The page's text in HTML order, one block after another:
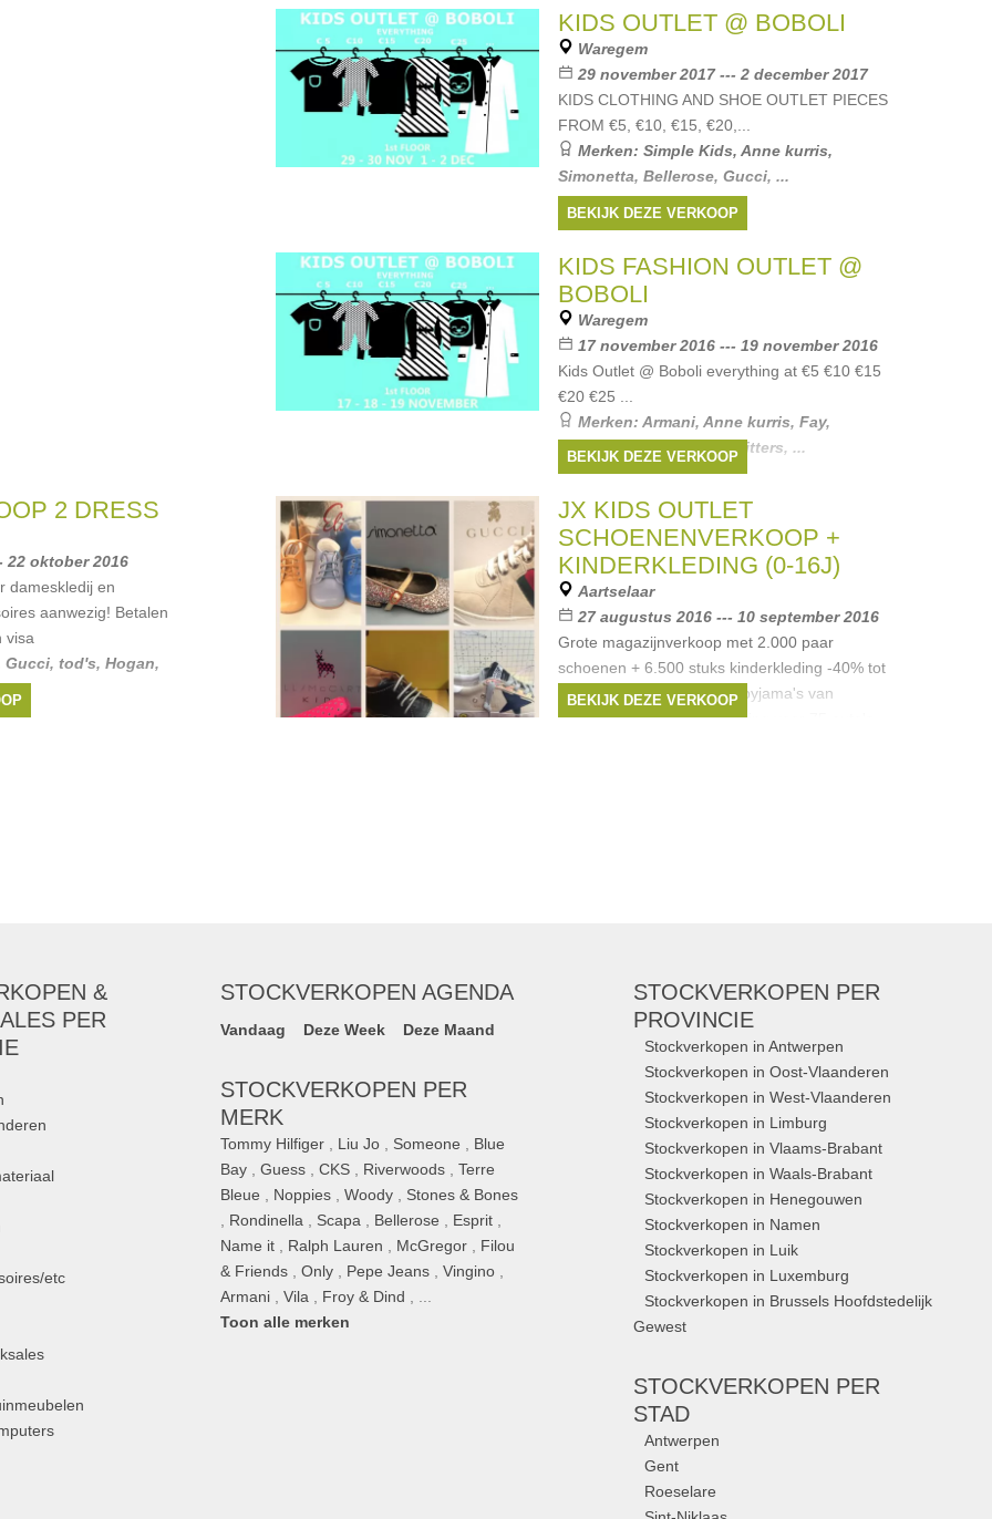
Donderdag 9 augustus: 11:00 - 17:30 Vrijdag
Merken:
Gaufrette
Il Gufo,Armani, ...
KIDS OUTLET @ BOBOLI
Waregem
29 november 2017 --- 2 december 2017
KIDS CLOTHING AND SHOE OUTLET PIECES
FROM €5, €10, €15, €20,...
Merken: Simple Kids, Anne kurris,
Simonetta, Bellerose, Gucci, ...
BEKIJK DEZE VERKOOP
KIDS FASHION OUTLET @
BOBOLI
Waregem
17 november 2016 --- 19 november 2016
Kids Outlet @ Boboli everything at €5 €10 €15
€20 €25 ...
Merken: Armani, Anne kurris, Fay,
Bellerose,American Outfitters, ...
BEKIJK DEZE VERKOOP
2 DRESS
22 oktober 2016
dameskledij en
aanwezig! Betalen
visa
Gucci, tod's, Hogan,
JX KIDS OUTLET
SCHOENENVERKOOP +
KINDERKLEDING (0-16J)
Aartselaar
27 augustus 2016 --- 10 september 2016
Grote magazijnverkoop met 2.000 paar
schoenen + 6.500 stuks kinderkleding -40% tot
-60% korting + 750 winter pyjama's van
WOODY (0-16j) Grote parking voor 75 auto's
BEKIJK DEZE VERKOOP
&
PER
etc
STOCKVERKOPEN AGENDA
Vandaag Deze Week Deze Maand
STOCKVERKOPEN PER
MERK
Tommy Hilfiger Liu Jo Someone
Blue
Bay ,Guess ,CKS Riverwoods ,Terre
Bleue
Noppies ,Woody
Stones & Bones
Rondinella Scapa Bellerose Esprit
Name it
Ralph Lauren McGregor
Filou
& Friends ,Only Pepe Jeans ,Vingino
Armani ,Vila Froy & Dind
Toon alle merken
STOCKVERKOPEN PER
PROVINCIE
Stockverkopen in Antwerpen
Stockverkopen in Oost-Vlaanderen
Stockverkopen in West-Vlaanderen
Stockverkopen in Limburg
Stockverkopen in Vlaams-Brabant
Stockverkopen in Waals-Brabant
Stockverkopen in Henegouwen
Stockverkopen in Namen
Stockverkopen in Luik
Stockverkopen in Luxemburg
Stockverkopen in Brussels Hoofdstedelijk
Gewest
STOCKVERKOPEN PER
STAD
Antwerpen
Gent
Roeselare